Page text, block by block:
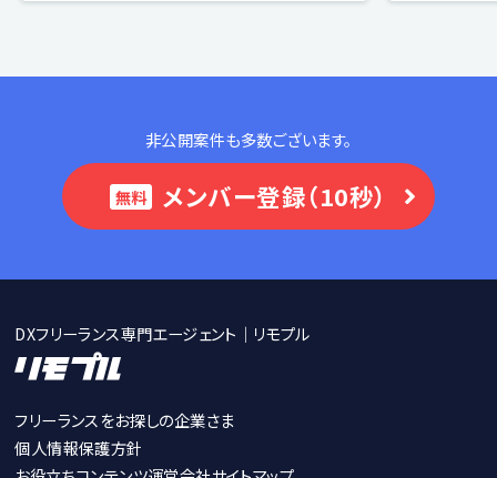
非公開案件も多数ございます。
無料 メンバー登録（10秒）
DXフリーランス専門エージェント｜リモプル
フリーランスをお探しの企業さま
個人情報保護方針